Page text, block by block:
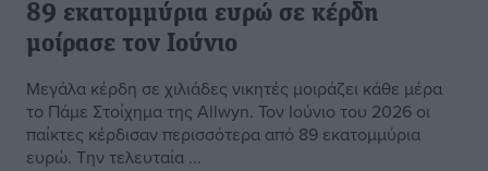
89 εκατομμύρια ευρώ σε κέρδη
μοίρασε τον Ιούνιο
Μεγάλα κέρδη σε χιλιάδες νικητές μοιράζει κάθε μέρα
το Πάμε Στοίχημα της Αllwyn. Τον Ιούνιο του 2026 οι
παίκτες κέρδισαν περισσότερα από 89 εκατομμύρια
ευρώ. Την τελευταία ...